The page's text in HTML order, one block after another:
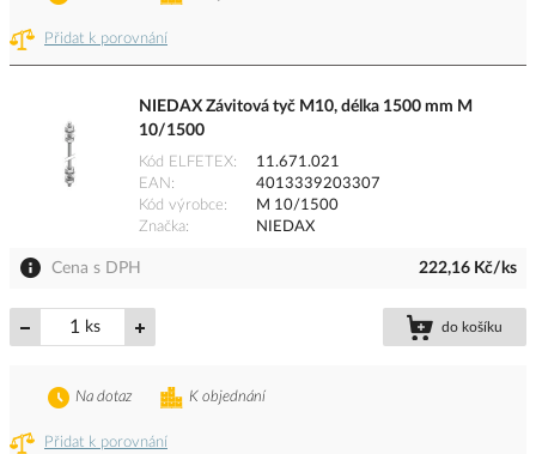
Přidat k porovnání
NIEDAX Závitová tyč M10, délka 1500 mm M
10/1500
Kód ELFETEX
11.671.021
EAN
4013339203307
Kód výrobce
M 10/1500
Značka
NIEDAX
Cena s DPH 222,16 Kč/ks
ks do košíku
Přidat k porovnání
K objednání
Na dotaz